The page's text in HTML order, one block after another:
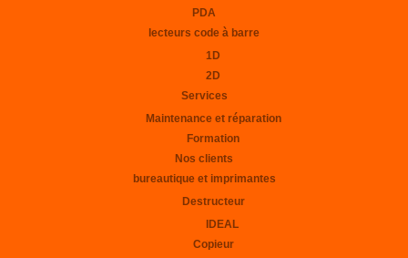
PDA
lecteurs code à barre
1D
2D
Services
Maintenance et réparation
Formation
Nos clients
bureautique et imprimantes
Destructeur
IDEAL
Copieur